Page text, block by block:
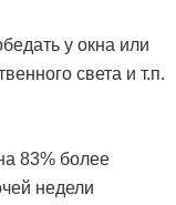
у окна или
света и т.п.
83% более
недели